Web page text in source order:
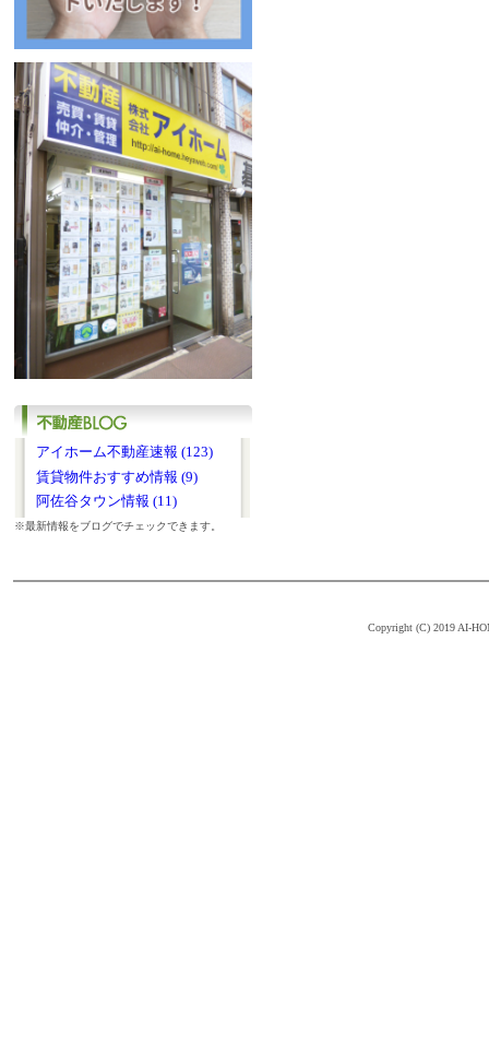
アイホーム不動産速報 (123)
賃貸物件おすすめ情報 (9)
阿佐谷タウン情報 (11)
※最新情報をブログでチェックできます。
Copyright (C) 2019 AI-